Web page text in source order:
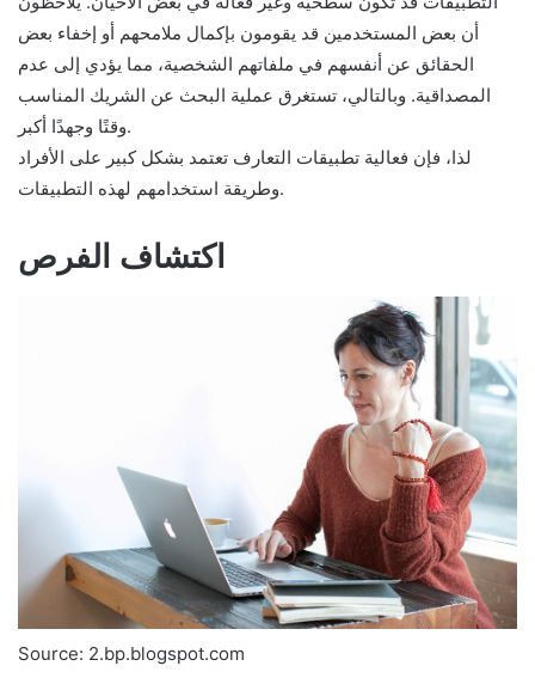
أن بعض المستخدمين قد يقومون بإكمال ملامحهم أو إخفاء بعض
الحقائق عن أنفسهم في ملفاتهم الشخصية، مما يؤدي إلى عدم
المصداقية. وبالتالي، تستغرق عملية البحث عن الشريك المناسب
وقتًا وجهدًا أكبر.
لذا، فإن فعالية تطبيقات التعارف تعتمد بشكل كبير على الأفراد
وطريقة استخدامهم لهذه التطبيقات.
اكتشاف الفرص
Source: 2.bp.blogspot.com